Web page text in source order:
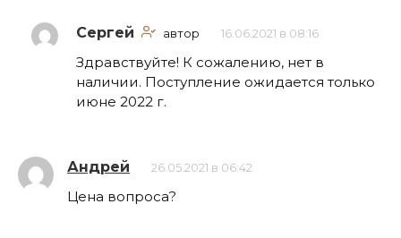
Сергей автор 16.06.2021 в 08:16
Здравствуйте! К сожалению, нет в
наличии. Поступление ожидается только
июне 2022 г.
Андрей 26.05.2021 в 06:42
Цена вопроса?